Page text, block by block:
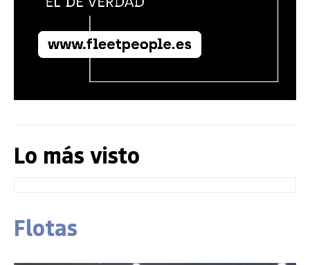
Lo más visto
Flotas